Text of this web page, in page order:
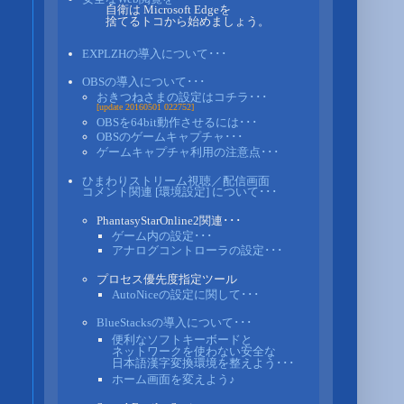
自衛は Microsoft Edgeを
捨てるトコから始めましょう。
EXPLZHの導入について･･･
OBSの導入について･･･
おきつねさまの設定はコチラ･･･
[update 20160501 022752]
OBSを64bit動作させるには･･･
OBSのゲームキャプチャ･･･
ゲームキャプチャ利用の注意点･･･
ひまわりストリーム視聴／配信画面
コメント関連 [環境設定] について･･･
PhantasyStarOnline2関連･･･
ゲーム内の設定･･･
アナログコントローラの設定･･･
プロセス優先度指定ツール
AutoNiceの設定に関して･･･
BlueStacksの導入について･･･
便利なソフトキーボードと
ネットワークを使わない安全な
日本語漢字変換環境を整えよう･･･
ホーム画面を変えよう♪